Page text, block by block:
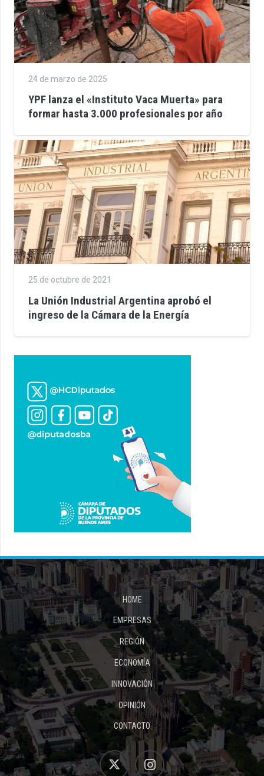
24 de marzo de 2025
YPF lanza el «Instituto Vaca Muerta» para
formar hasta 3.000 profesionales por año
25 de octubre de 2021
La Unión Industrial Argentina aprobó el
ingreso de la Cámara de la Energía
HOME
EMPRESAS
REGIÓN
ECONOMÍA
INNOVACIÓN
OPINIÓN
CONTACTO